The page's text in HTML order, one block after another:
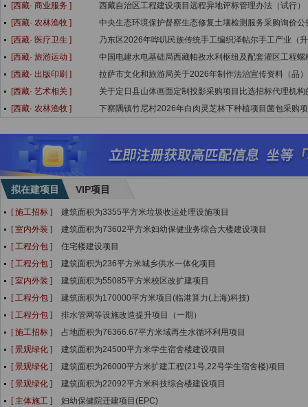
[西藏· 商业服务 ]
西藏自治区工程建设项目远程异地评标管理办法（试行）
[西藏· 农林渔牧 ]
中央生态环境保护督察生态修复土壤检测服务采购询价公
[西藏· 医疗卫生 ]
乃东区2026年哗叽民族传统手工编织泽帖尔手工产业（
[西藏· 旅游运动 ]
中国电建水电基础局西藏帕孜水利枢纽及配套灌区工程螺
[西藏· 出版印刷 ]
拉萨市文化和旅游局关于2026年制作法治宣传资料（品
[西藏· 艺术相关 ]
关于定日县山体画面定制投影采购项目比选招标代理机构
[西藏· 农林渔牧 ] 下察隅镇竹尼村2026年白肉灵芝林下种植项目菌包采购
拟在建项目 VIP项目
[ 施工招标 ]
建筑面积为3355平方米垃圾收运处理设施项目
[ 室内外装 ]
建筑面积为73602平方米妇幼保健业务综合大楼建设项目
[ 工程分包 ]
住宅楼建设项目
[ 工程分包 ]
建筑面积为236平方米城乡供水一体化项目
[ 室内外装 ]
建筑面积为55085平方米校区改扩建项目
[ 工程分包 ]
建筑面积为170000平方米项目(临港算力(上海)科技)
[ 工程分包 ]
排水管网等设施改造提升项目（一期）
[ 施工招标 ]
占地面积为76366.67平方米域再生水循环利用项目
[ 景观绿化 ]
建筑面积为24500平方米学生宿舍楼建设项目
[ 景观绿化 ]
建筑面积为26000平方米扩建工程(21号,22号学生宿舍楼)项目
[ 景观绿化 ]
建筑面积为22092平方米科技综合楼建设项目
[ 主体施工 ]
妇幼保健院迁建项目(EPC)